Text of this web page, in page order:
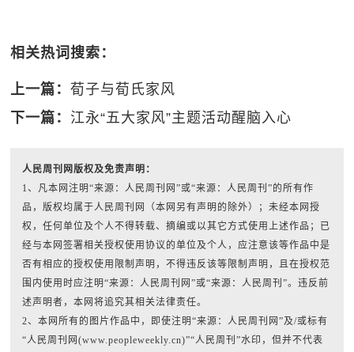
相关热词搜索：
上一篇：荀子与荀氏家风
下一篇： 江永“五大家风”主题活动醒脑入心
人民周刊网版权及免责声明：
1、凡本网注明“来源：人民周刊网”或“来源：人民周刊”的所有作
品，版权均属于人民周刊网（本网另有声明的除外）；未经本网授
权，任何单位及个人不得转载、摘编或以其它方式使用上述作品；已
经与本网签署相关授权使用协议的单位及个人，应注意该等作品中是
否有相应的授权使用限制声明，不得违反该等限制声明，且在授权范
围内使用时应注明“来源：人民周刊网”或“来源：人民周刊”。违反前
述声明者，本网将追究其相关法律责任。
2、本网所有的图片作品中，即使注明“来源：人民周刊网”及/或标有
“人民周刊网(www.peopleweekly.cn)”“人民周刊”水印，但并不代表